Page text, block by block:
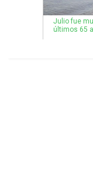
Julio fue
últimos 65